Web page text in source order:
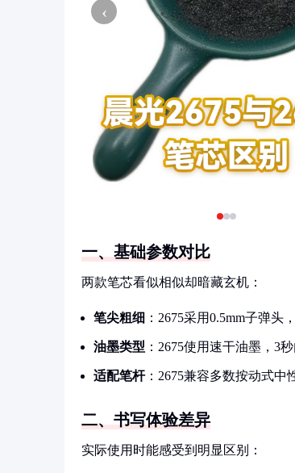
‹
一、基础参数对比
两款笔芯看似相似却暗藏玄机：
笔尖粗细 ：2675采用0.5mm子弹头
油墨类型 ：2675使用速干油墨，3
适配笔杆：2675兼容多数按动式中
二、书写体验差异
实际使用时能感受到明显区别：